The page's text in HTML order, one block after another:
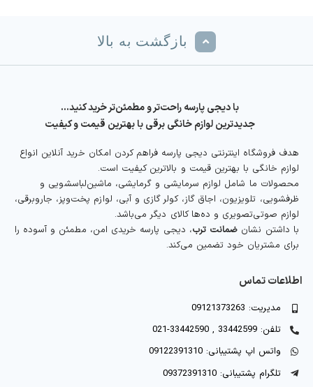
بازگشت به بالا
با دیجی پارسه راحت‌تر و مطمئن‌تر خرید کنید…
جدیدترین لوازم خانگی برقی با بهترین قیمت و کیفیت
هدف فروشگاه اینترنتی دیجی پارسه فراهم کردن امکان خرید آنلاین انواع
لوازم خانگی با بهترین قیمت و بالاترین کیفیت است.
محصولات ما شامل لوازم سرمایشی و گرمایشی، ماشین‌لباسشویی و
ظرفشویی، تلویزیون، اجاق گاز، کولر گازی و آبی، لوازم پخت‌وپز، جاروبرقی،
لوازم صوتی‌تصویری و ده‌ها کالای دیگر می‌باشد.
با داشتن نشان ضمانت ترب، دیجی پارسه خریدی امن، مطمئن و آسوده را
برای مشتریان خود تضمین می‌کند.
اطلاعات تماس
مدیریت: 09121373263
تلفن: 33442599 , 33442590-021
واتس اپ پشتیبانی: 09122391310
تلگرام پشتیبانی: 09372391310